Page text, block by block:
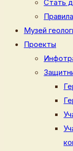
Стать
Музей
Проекты